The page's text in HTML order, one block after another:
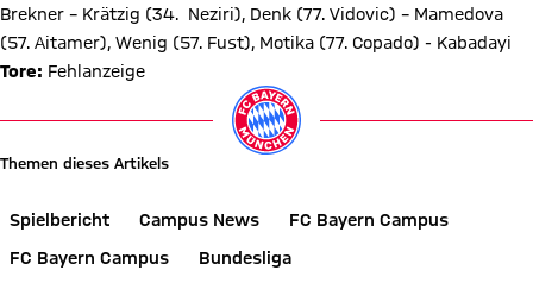
Brekner – Krätzig (34. Neziri), Denk (77. Vidovic) – Mamedova
(57. Aitamer), Wenig (57. Fust), Motika (77. Copado) - Kabadayi
Tore: Fehlanzeige
Themen dieses Artikels
Spielbericht Campus News
FC Bayern Campus
FC Bayern Campus
Bundesliga